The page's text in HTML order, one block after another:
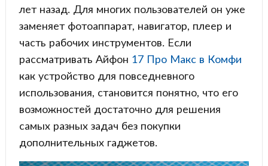
лет назад. Для многих пользователей он уже
заменяет фотоаппарат, навигатор, плеер и
часть рабочих инструментов. Если
рассматривать Айфон 17 Про Макс в Комфи
как устройство для повседневного
использования, становится понятно, что его
возможностей достаточно для решения
самых разных задач без покупки
дополнительных гаджетов.